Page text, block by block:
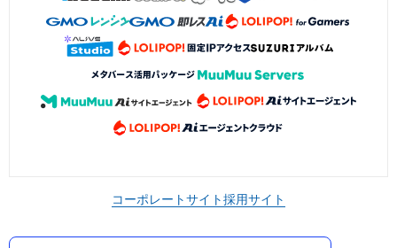
コーポレートサイト採用サイト